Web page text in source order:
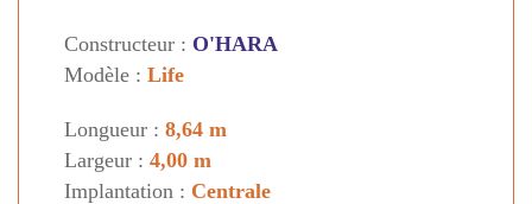
Constructeur : O'HARA
Modèle : Life
Longueur : 8,64 m
Largeur : 4,00 m
Implantation : Centrale